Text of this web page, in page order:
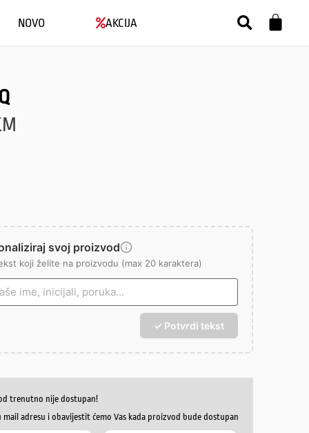
NOVO AKCIJA
svoj proizvod
koji želite na proizvodu (max 20 karaktera)
✓ Potvrdi tekst
trenutno nije dostupan!
mail adresu i obavijestit ćemo Vas kada proizvod bude dostupan